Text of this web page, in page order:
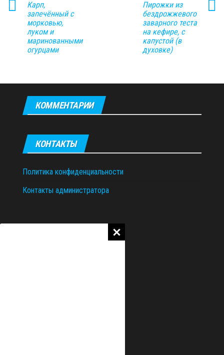
Карп,
запечённый с
морковью,
луком и
маринованными
огурцами
Пирожки из
бездрожжевого
заварного теста
на кефире, с
капустой (в
духовке)
КОММЕНТАРИИ
КОНТАКТЫ
Политика конфиденциальности
Контакты администратора